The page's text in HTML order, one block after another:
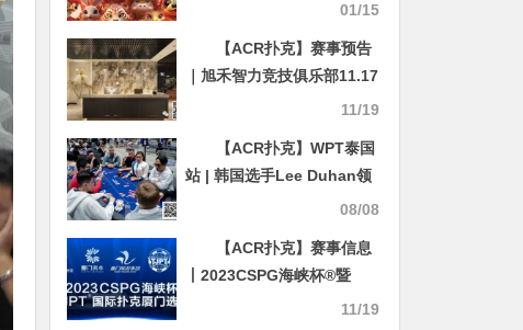
01/15
【ACR扑克】赛事预告
｜旭禾智力竞技俱乐部11.17
试营业 保底奖励2,200,000
11/19
【ACR扑克】WPT泰国
站 | 韩国选手Lee Duhan领
跑14名玩家进入决赛日，
将揭晓
08/08
【ACR扑克】赛事信息
丨2023CSPG海峡杯®暨
TJPT®国际扑克厦门选拔赛
11/19